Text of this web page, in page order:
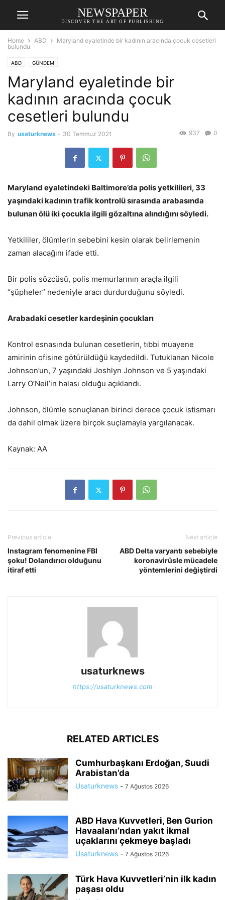
NEWSPAPER
DISCOVER THE ART OF PUBLISHING
Home ABD
Maryland eyaletinde bir kadının aracında çocuk cesetleri
bulundu
ABD GÜNDEM
Maryland eyaletinde bir
kadının aracında çocuk
cesetleri bulundu
By usaturknews - 30 Temmuz 2021 0
937
Maryland eyaletindeki Baltimore’da polis yetkilileri, 33
yaşındaki kadının trafik kontrolü sırasında arabasında
bulunan ölü iki çocukla ilgili gözaltına alındığını söyledi.
Yetkililer, ölümlerin sebebini kesin olarak belirlemenin
zaman alacağını ifade etti.
Bir polis sözcüsü, polis memurlarının araçla ilgili
“şüpheler” nedeniyle aracı durdurduğunu söyledi.
Arabadaki cesetler kardeşinin çocukları
Kontrol esnasında bulunan cesetlerin, tıbbi muayene
amirinin ofisine götürüldüğü kaydedildi. Tutuklanan Nicole
Johnson’un, 7 yaşındaki Joshlyn Johnson ve 5 yaşındaki
Larry O’Neil’in halası olduğu açıklandı.
Johnson, ölümle sonuçlanan birinci derece çocuk istismarı
da dahil olmak üzere birçok suçlamayla yargılanacak.
Kaynak: AA
Previous article
Instagram fenomenine FBI
şoku! Dolandırıcı olduğunu
itiraf etti
Next article
ABD Delta varyantı sebebiyle
koronavirüsle mücadele
yöntemlerini değiştirdi
usaturknews
https://usaturknews.com
RELATED ARTICLES
Cumhurbaşkanı Erdoğan, Suudi
Arabistan’da
Usaturknews - 7 Ağustos 2026
ABD Hava Kuvvetleri, Ben Gurion
Havaalanı’ndan yakıt ikmal
uçaklarını çekmeye başladı
Usaturknews - 7 Ağustos 2026
Türk Hava Kuvvetleri’nin ilk kadın
paşası oldu